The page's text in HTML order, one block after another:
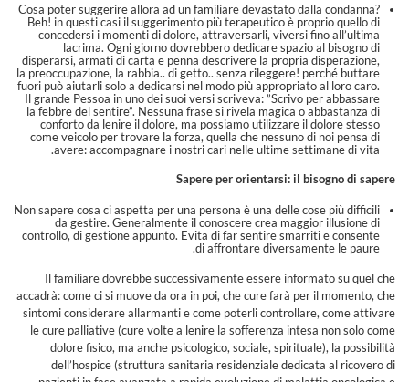
Cosa poter suggerire allora ad un familiare devastato dalla condanna?
Beh! in questi casi il suggerimento più terapeutico è proprio quello di
concedersi i momenti di dolore, attraversarli, viversi fino all’ultima
lacrima. Ogni giorno dovrebbero dedicare spazio al bisogno di
disperarsi, armati di carta e penna descrivere la propria disperazione,
la preoccupazione, la rabbia.. di getto.. senza rileggere! perché buttare
fuori può aiutarli solo a dedicarsi nel modo più appropriato al loro caro.
Il grande Pessoa in uno dei suoi versi scriveva: ”Scrivo per abbassare
la febbre del sentire”. Nessuna frase si rivela magica o abbastanza di
conforto da lenire il dolore, ma possiamo utilizzare il dolore stesso
come veicolo per trovare la forza, quella che nessuno di noi pensa di
avere: accompagnare i nostri cari nelle ultime settimane di vita.
Sapere per orientarsi: il bisogno di sapere
Non sapere cosa ci aspetta per una persona è una delle cose più difficili
da gestire. Generalmente il conoscere crea maggior illusione di
controllo, di gestione appunto. Evita di far sentire smarriti e consente
di affrontare diversamente le paure.
Il familiare dovrebbe successivamente essere informato su quel che
accadrà: come ci si muove da ora in poi, che cure farà per il momento, che
sintomi considerare allarmanti e come poterli controllare, come attivare
le cure palliative (cure volte a lenire la sofferenza intesa non solo come
dolore fisico, ma anche psicologico, sociale, spirituale), la possibilità
dell’hospice (struttura sanitaria residenziale dedicata al ricovero di